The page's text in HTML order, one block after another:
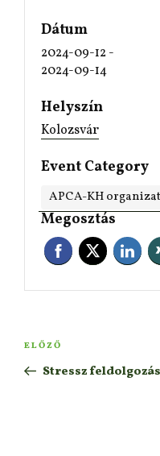
Dátum
2024-09-12-
2024-09-14
Helyszín
Kolozsvár
Event Category
APCA-KH
Megosztás
ELŐZŐ
Stressz